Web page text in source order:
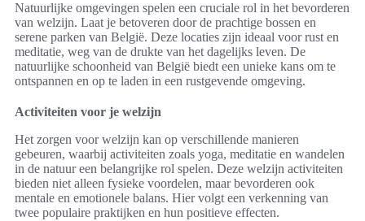
Natuurlijke omgevingen spelen een cruciale rol in het bevorderen
van welzijn. Laat je betoveren door de prachtige bossen en
serene parken van België. Deze locaties zijn ideaal voor rust en
meditatie, weg van de drukte van het dagelijks leven. De
natuurlijke schoonheid van België biedt een unieke kans om te
ontspannen en op te laden in een rustgevende omgeving.
Activiteiten voor je welzijn
Het zorgen voor welzijn kan op verschillende manieren
gebeuren, waarbij activiteiten zoals yoga, meditatie en wandelen
in de natuur een belangrijke rol spelen. Deze welzijn activiteiten
bieden niet alleen fysieke voordelen, maar bevorderen ook
mentale en emotionele balans. Hier volgt een verkenning van
twee populaire praktijken en hun positieve effecten.